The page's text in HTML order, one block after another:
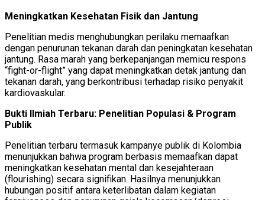
Meningkatkan Kesehatan Fisik dan Jantung
Penelitian medis menghubungkan perilaku memaafkan
dengan penurunan tekanan darah dan peningkatan kesehatan
jantung. Rasa marah yang berkepanjangan memicu respons
“fight-or-flight” yang dapat meningkatkan detak jantung dan
tekanan darah, yang berkontribusi terhadap risiko penyakit
kardiovaskular.
Bukti Ilmiah Terbaru: Penelitian Populasi & Program
Publik
Penelitian terbaru termasuk kampanye publik di Kolombia
menunjukkan bahwa program berbasis memaafkan dapat
meningkatkan kesehatan mental dan kesejahteraan
(flourishing) secara signifikan. Hasilnya menunjukkan
hubungan positif antara keterlibatan dalam kegiatan